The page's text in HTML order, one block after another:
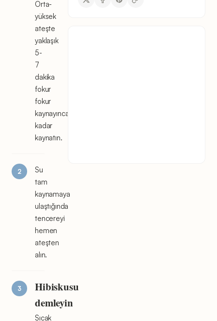
Orta-
yüksek
ateşte
yaklaşık
5-
7
dakika
fokur
fokur
kaynayıncaya
kadar
kaynatın.
Su
tam
kaynamaya
ulaştığında
tencereyi
hemen
ateşten
alın.
Hibiskusu
demleyin
Sıcak